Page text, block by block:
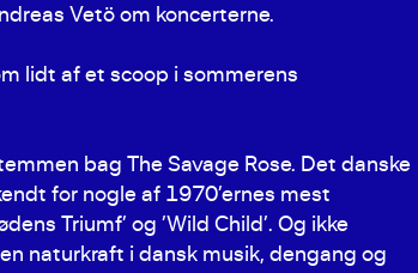
Vetö om koncerterne.
lidt af et scoop i sommerens
bag The Savage Rose. Det danske
for nogle af 1970’ernes mest
Triumf’ og ’Wild Child’. Og ikke
naturkraft i dansk musik, dengang og